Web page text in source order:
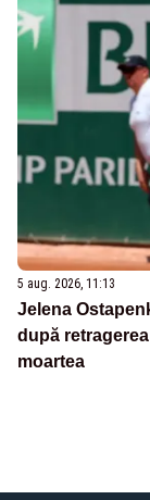
5 aug. 2026, 11:13
Jelena
după
moartea